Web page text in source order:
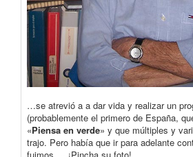
…se atrevió a a dar vida y realizar un
(probablemente el primero de España,
«Piensa en verde» y que múltiples y
trajo. Pero había que ir para adelante